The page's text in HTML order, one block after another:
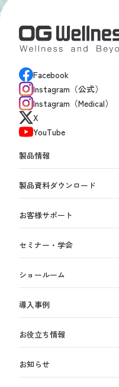
Facebook
Instagram（公式）
Instagram（Medical）
X
YouTube
製品情報
製品資料ダウンロード
お客様サポート
セミナー・学会
ショールーム
導入事例
お役立ち情報
お知らせ